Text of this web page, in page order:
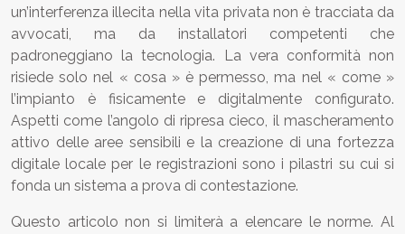
un’interferenza illecita nella vita privata non è tracciata da
avvocati, ma da installatori competenti che
padroneggiano la tecnologia. La vera conformità non
risiede solo nel « cosa » è permesso, ma nel « come »
l’impianto è fisicamente e digitalmente configurato.
Aspetti come l’angolo di ripresa cieco, il mascheramento
attivo delle aree sensibili e la creazione di una fortezza
digitale locale per le registrazioni sono i pilastri su cui si
fonda un sistema a prova di contestazione.
Questo articolo non si limiterà a elencare le norme. Al